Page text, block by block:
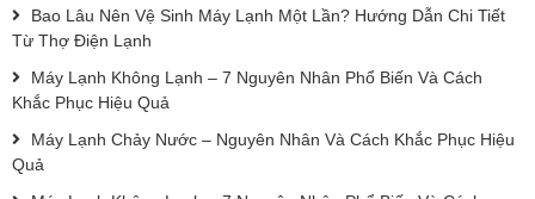
Bao Lâu Nên Vệ Sinh Máy Lạnh Một Lần? Hướng Dẫn Chi Tiết
Từ Thợ Điện Lạnh
Máy Lạnh Không Lạnh – 7 Nguyên Nhân Phổ Biến Và Cách
Khắc Phục Hiệu Quả
Máy Lạnh Chảy Nước – Nguyên Nhân Và Cách Khắc Phục Hiệu
Quả